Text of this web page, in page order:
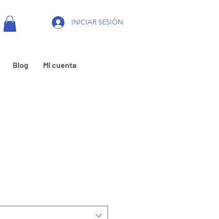
INICIAR SESIÓN
Blog Mi cuenta